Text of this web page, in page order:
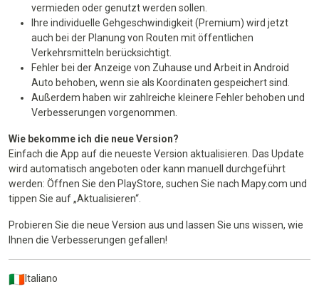
vermieden oder genutzt werden sollen.
Ihre individuelle Gehgeschwindigkeit (Premium) wird jetzt
auch bei der Planung von Routen mit öffentlichen
Verkehrsmitteln berücksichtigt.
Fehler bei der Anzeige von Zuhause und Arbeit in Android
Auto behoben, wenn sie als Koordinaten gespeichert sind.
Außerdem haben wir zahlreiche kleinere Fehler behoben und
Verbesserungen vorgenommen.
Wie bekomme ich die neue Version?
Einfach die App auf die neueste Version aktualisieren. Das Update
wird automatisch angeboten oder kann manuell durchgeführt
werden: Öffnen Sie den PlayStore, suchen Sie nach Mapy.com und
tippen Sie auf „Aktualisieren“.
Probieren Sie die neue Version aus und lassen Sie uns wissen, wie
Ihnen die Verbesserungen gefallen!
Italiano